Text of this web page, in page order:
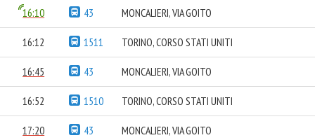
16:10 43 MONCALIERI, VIA GOITO
16:12 1511 TORINO, CORSO STATI UNITI
16:45 43 MONCALIERI, VIA GOITO
16:52 1510 TORINO, CORSO STATI UNITI
17:20 43 MONCALIERI, VIA GOITO